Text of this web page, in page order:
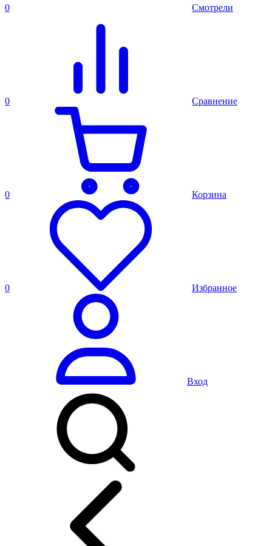
0 Смотрели
0 Сравнение
0 Корзина
0 Избранное
Вход